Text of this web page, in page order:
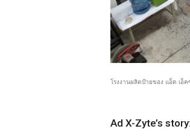
โรงงานผลิตป้ายของ แอ็ด เอ็
Ad X-Zyte’s